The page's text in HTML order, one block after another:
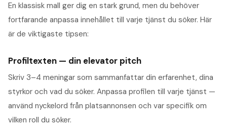
En klassisk mall ger dig en stark grund, men du behöver
fortfarande anpassa innehållet till varje tjänst du söker. Här
är de viktigaste tipsen:
Profiltexten — din elevator pitch
Skriv 3–4 meningar som sammanfattar din erfarenhet, dina
styrkor och vad du söker. Anpassa profilen till varje tjänst —
använd nyckelord från platsannonsen och var specifik om
vilken roll du söker.